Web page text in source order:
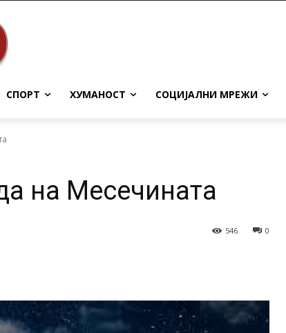
СПОРТ ХУМАНОСТ СОЦИЈАЛНИ МРЕЖИ
на Месечината
0
546